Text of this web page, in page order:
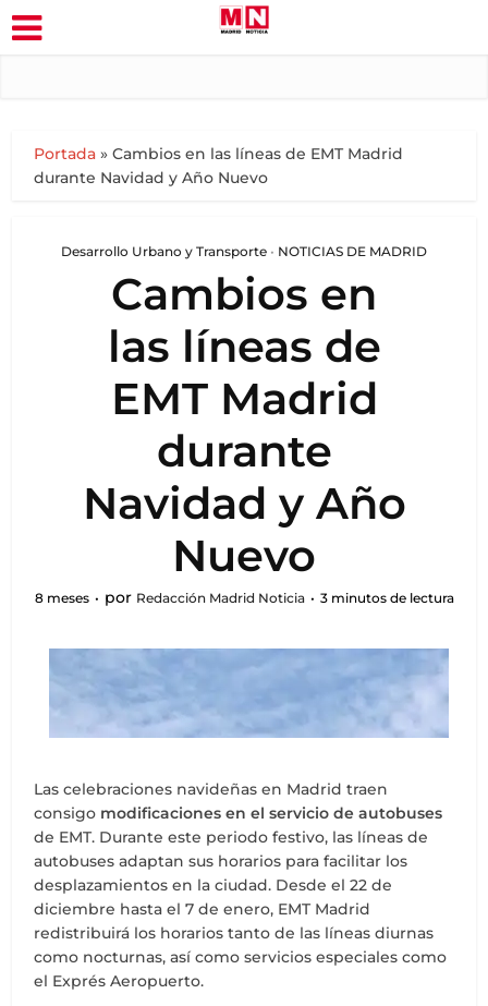
Portada »Cambios en las líneas de EMT Madrid
durante Navidad y Año Nuevo
Desarrollo Urbano y Transporte • NOTICIAS DE MADRID
Cambios en
las líneas de
EMT Madrid
durante
Navidad y Año
Nuevo
8 meses por Redacción Madrid Noticia 3 minutos de lectura
Las celebraciones navideñas en Madrid traen
consigo modificaciones en el servicio de autobuses
de EMT. Durante este periodo festivo, las líneas de
autobuses adaptan sus horarios para facilitar los
desplazamientos en la ciudad. Desde el 22 de
diciembre hasta el 7 de enero, EMT Madrid
redistribuirá los horarios tanto de las líneas diurnas
como nocturnas, así como servicios especiales como
el Exprés Aeropuerto.